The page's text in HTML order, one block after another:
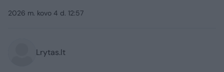
2026 m. kovo 4 d. 12:57
Lrytas.lt